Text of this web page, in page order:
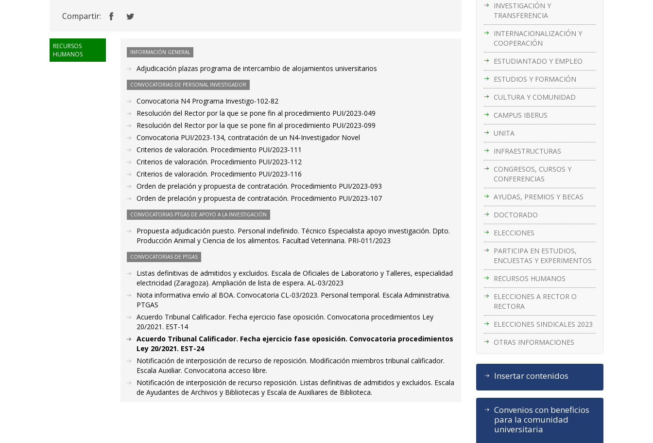
INVESTIGACIÓN Y
TRANSFERENCIA
INTERNACIONALIZACIÓN Y
COOPERACIÓN
ESTUDIANTADO Y EMPLEO
ESTUDIOS Y FORMACIÓN
CULTURA Y COMUNIDAD
CAMPUS IBERUS
UNITA
INFRAESTRUCTURAS
CONGRESOS, CURSOS Y
CONFERENCIAS
AYUDAS, PREMIOS Y BECAS
DOCTORADO
ELECCIONES
PARTICIPA EN ESTUDIOS,
ENCUESTAS Y EXPERIMENTOS
RECURSOS HUMANOS
ELECCIONES A RECTOR O
RECTORA
ELECCIONES SINDICALES 2023
OTRAS INFORMACIONES
Insertar contenidos
Convenios con beneficios
para la comunidad
universitaria
Compartir:
RECURSOS
HUMANOS
INFORMACIÓN GENERAL
Adjudicación plazas programa de intercambio de alojamientos universitarios
CONVOCATORIAS DE PERSONAL INVESTIGADOR
Convocatoria N4 Programa Investigo-102-82
Resolución del Rector por la que se pone fin al procedimiento PUI/2023-049
Resolución del Rector por la que se pone fin al procedimiento PUI/2023-099
Convocatoria PUI/2023-134, contratación de un N4-Investigador Novel
Criterios de valoración. Procedimiento PUI/2023-111
Criterios de valoración. Procedimiento PUI/2023-112
Criterios de valoración. Procedimiento PUI/2023-116
Orden de prelación y propuesta de contratación. Procedimiento PUI/2023-093
Orden de prelación y propuesta de contratación. Procedimiento PUI/2023-107
CONVOCATORIAS PTGAS DE APOYO A LA INVESTIGACIÓN
Propuesta adjudicación puesto. Personal indefinido. Técnico Especialista apoyo investigación. Dpto.
Producción Animal y Ciencia de los alimentos. Facultad Veterinaria. PRI-011/2023
CONVOCATORIAS DE PTGAS
Listas definitivas de admitidos y excluidos. Escala de Oficiales de Laboratorio y Talleres, especialidad
electricidad (Zaragoza). Ampliación de lista de espera. AL-03/2023
Nota informativa envío al BOA. Convocatoria CL-03/2023. Personal temporal. Escala Administrativa.
PTGAS
Acuerdo Tribunal Calificador. Fecha ejercicio fase oposición. Convocatoria procedimientos Ley
20/2021. EST-14
Acuerdo Tribunal Calificador. Fecha ejercicio fase oposición. Convocatoria procedimientos
Ley 20/2021. EST-24
Notificación de interposición de recurso de reposición. Modificación miembros tribunal calificador.
Escala Auxiliar. Convocatoria acceso libre.
Notificación de interposición de recurso reposición. Listas definitivas de admitidos y excluidos. Escala
de Ayudantes de Archivos y Bibliotecas y Escala de Auxiliares de Biblioteca.